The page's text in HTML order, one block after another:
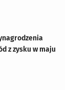
z zysku w maju